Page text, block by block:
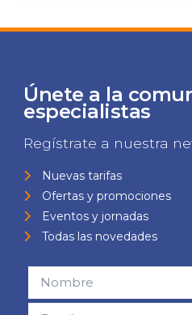
Únete a la
especialistas
Regístrate a nuestra
Nuevas tarifas
Ofertas y promociones
Eventos y jornadas
Todas las novedades